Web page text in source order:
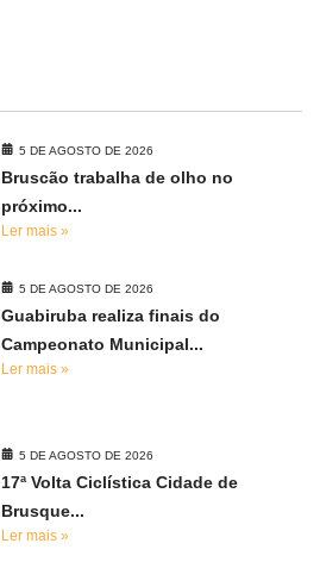
5 DE AGOSTO DE 2026
Bruscão trabalha de olho no
próximo...
Ler mais »
5 DE AGOSTO DE 2026
Guabiruba realiza finais do
Campeonato Municipal...
Ler mais »
5 DE AGOSTO DE 2026
17ª Volta Ciclística Cidade de
Brusque...
Ler mais »